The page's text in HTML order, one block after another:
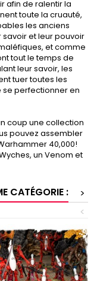
afin de ralentir la
toute la cruauté,
les anciens
savoir et leur pouvoir
et comme
tout le temps de
leur savoir, les
tuer toutes les
se perfectionner en
coup une collection
pouvez assembler
40,000!
un Venom et
CATÉGORIE :
>
<